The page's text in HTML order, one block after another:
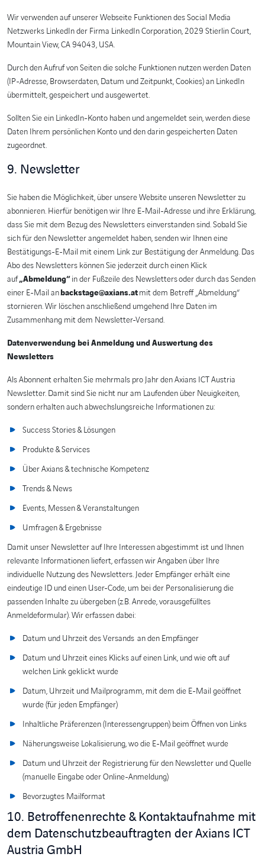
Wir verwenden auf unserer Webseite Funktionen des Social Media
Netzwerks LinkedIn der Firma LinkedIn Corporation, 2029 Stierlin Court,
Mountain View, CA 94043, USA.
Durch den Aufruf von Seiten die solche Funktionen nutzen werden Daten
(IP-Adresse, Browserdaten, Datum und Zeitpunkt, Cookies) an LinkedIn
übermittelt, gespeichert und ausgewertet.
Sollten Sie ein LinkedIn-Konto haben und angemeldet sein, werden diese
Daten Ihrem persönlichen Konto und den darin gespeicherten Daten
zugeordnet.
9. Newsletter
Sie haben die Möglichkeit, über unsere Website unseren Newsletter zu
abonnieren. Hierfür benötigen wir Ihre E-Mail-Adresse und ihre Erklärung,
dass Sie mit dem Bezug des Newsletters einverstanden sind. Sobald Sie
sich für den Newsletter angemeldet haben, senden wir Ihnen eine
Bestätigungs-E-Mail mit einem Link zur Bestätigung der Anmeldung. Das
Abo des Newsletters können Sie jederzeit durch einen Klick
auf„Abmeldung“in der Fußzeile des Newsletters oder durch das Senden
einer E-Mail anbackstage@axians.atmit dem Betreff „Abmeldung“
stornieren. Wir löschen anschließend umgehend Ihre Daten im
Zusammenhang mit dem Newsletter-Versand.
Datenverwendung bei Anmeldung und Auswertung des
Newsletters
Als Abonnent erhalten Sie mehrmals pro Jahr den Axians ICT Austria
Newsletter. Damit sind Sie nicht nur am Laufenden über Neuigkeiten,
sondern erhalten auch abwechslungsreiche Informationen zu:
Success Stories & Lösungen
Produkte & Services
Über Axians & technische Kompetenz
Trends & News
Events, Messen & Veranstaltungen
Umfragen & Ergebnisse
Damit unser Newsletter auf Ihre Interessen abgestimmt ist und Ihnen
relevante Informationen liefert, erfassen wir Angaben über Ihre
individuelle Nutzung des Newsletters. Jeder Empfänger erhält eine
eindeutige ID und einen User-Code, um bei der Personalisierung die
passenden Inhalte zu übergeben (z.B. Anrede, vorausgefülltes
Anmeldeformular). Wir erfassen dabei:
Datum und Uhrzeit des Versands an den Empfänger
Datum und Uhrzeit eines Klicks auf einen Link, und wie oft auf
welchen Link geklickt wurde
Datum, Uhrzeit und Mailprogramm, mit dem die E-Mail geöffnet
wurde (für jeden Empfänger)
Inhaltliche Präferenzen (Interessengruppen) beim Öffnen von Links
Näherungsweise Lokalisierung, wo die E-Mail geöffnet wurde
Datum und Uhrzeit der Registrierung für den Newsletter und Quelle
(manuelle Eingabe oder Online-Anmeldung)
Bevorzugtes Mailformat
10. Betroffenenrechte & Kontaktaufnahme mit
dem Datenschutzbeauftragten der Axians ICT
Austria GmbH